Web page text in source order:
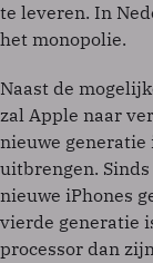
te leveren. In
het monopolie.
Naast de
zal Apple naar
nieuwe generatie
uitbrengen.
nieuwe iPhones
vierde generatie
processor dan